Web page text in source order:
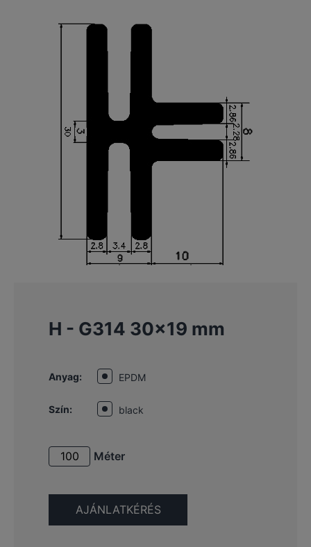
H - G314 30×19 mm
Anyag: EPDM
Szín: black
Méter